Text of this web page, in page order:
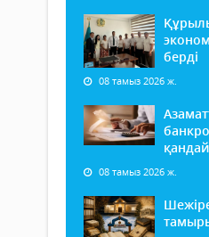
берді
08 тамыз 2026 ж.
08 тамыз 2026 ж.